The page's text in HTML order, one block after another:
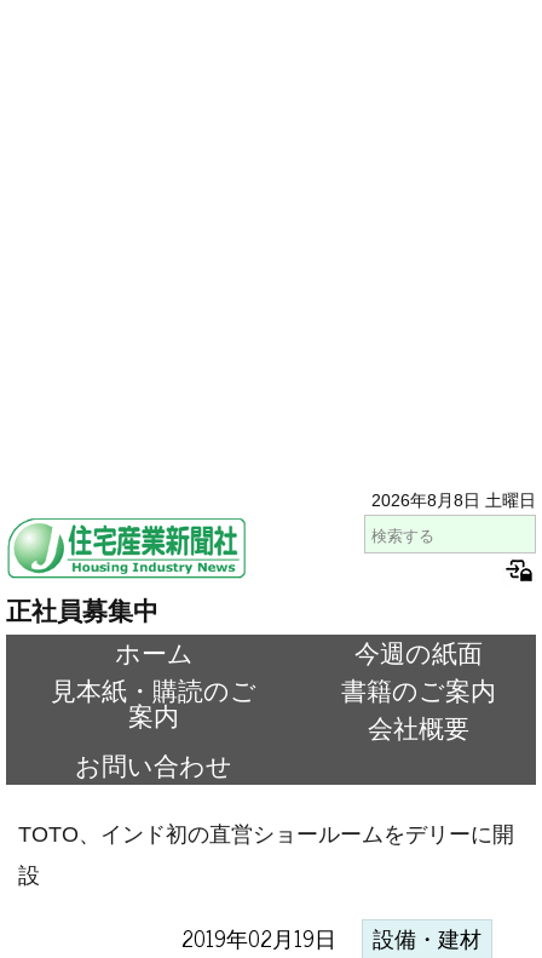
2026年8月8日 土曜日
正社員募集中
ホーム
今週の紙面
見本紙・購読のご
案内
書籍のご案内
会社概要
お問い合わせ
TOTO、インド初の直営ショールームをデリーに開
設
2019年02月19日 設備・建材